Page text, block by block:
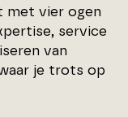
met vier ogen
service
van
je trots op